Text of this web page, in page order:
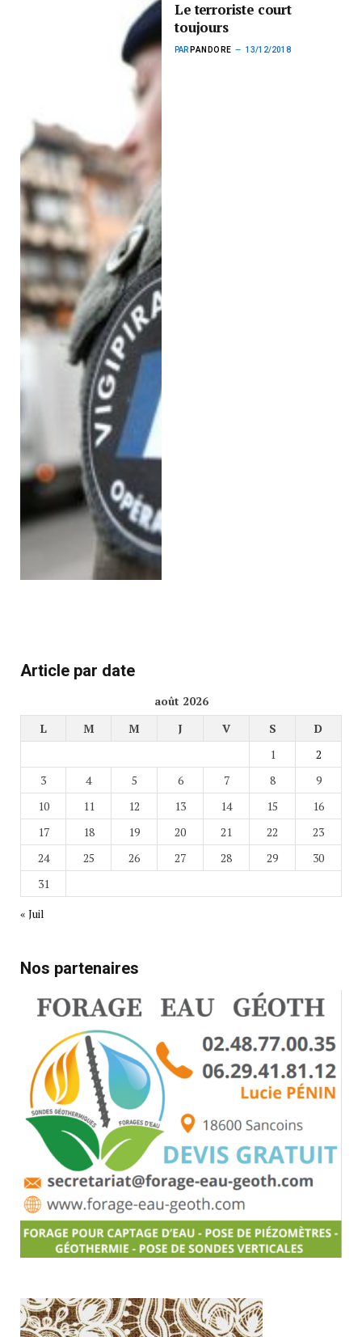
Le terroriste court
toujours
PAR PANDORE 13/12/2018
Article par date
août 2026
L
M M J V S
D
1
2
3
4 5 6 7 8
9
10
11 12 13 14 15
16
17
18 19 20 21 22
23
24
25 26 27 28 29
30
31
« Juil
Nos partenaires